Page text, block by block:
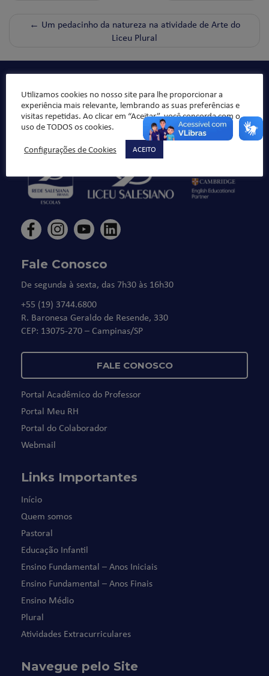
← Um pedacinho da natureza na atividade de Arte do
Liceu Plural
integral da criança/jovem, sempre norteado pelos valores
da ética e da moral, buscando formar “bons cristãos e
honestos cidadãos”.
Fale Conosco
De segunda à sexta, das 7h30 às 16h30
+55 (19) 3744.6800
R. Baronesa Geraldo de Resende, 330
CEP: 13075-270 – Campinas/SP
FALE CONOSCO
Portal Acadêmico do Professor
Portal Meu RH
Portal do Colaborador
Webmail
Links Importantes
Início
Quem somos
Pastoral
Educação Infantil
Ensino Fundamental – Anos Iniciais
Ensino Fundamental – Anos Finais
Ensino Médio
Plural
Atividades Extracurriculares
Navegue pelo Site
Utilizamos cookies no nosso site para lhe proporcionar a
experiência mais relevante, lembrando as suas preferências e
visitas repetidas. Ao clicar em “Aceitar”, você concorda com o
uso de TODOS os cookies.
Configurações de Cookies
ACEITO